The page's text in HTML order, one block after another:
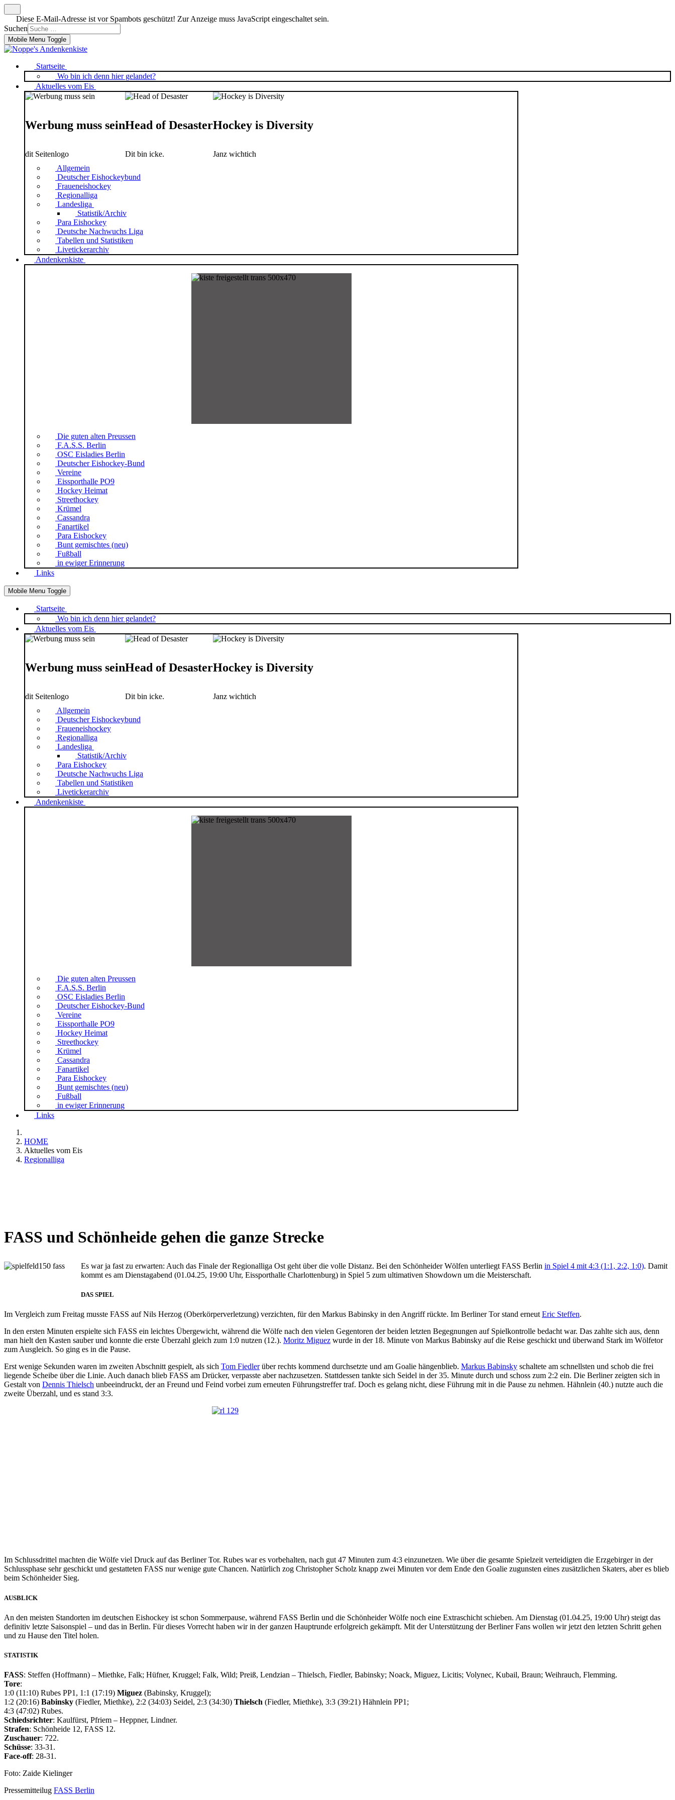
Diese E-Mail-Adresse ist vor Spambots geschützt! Zur Anzeige muss JavaScript eingeschaltet sein.
Suchen
Mobile Menu Toggle
Startseite
Wo bin ich denn hier gelandet?
Aktuelles vom Eis
Werbung muss sein
dit Seitenlogo
Head of Desaster
Dit bin icke.
Hockey is Diversity
Janz wichtich
Allgemein
Deutscher Eishockeybund
Fraueneishockey
Regionalliga
Landesliga
Statistik/Archiv
Para Eishockey
Deutsche Nachwuchs Liga
Tabellen und Statistiken
Livetickerarchiv
Andenkenkiste
Die guten alten Preussen
F.A.S.S. Berlin
OSC Eisladies Berlin
Deutscher Eishockey-Bund
Vereine
Eissporthalle PO9
Hockey Heimat
Streethockey
Krümel
Cassandra
Fanartikel
Para Eishockey
Bunt gemischtes (neu)
Fußball
in ewiger Erinnerung
Links
Mobile Menu Toggle
Startseite
Wo bin ich denn hier gelandet?
Aktuelles vom Eis
Werbung muss sein
dit Seitenlogo
Head of Desaster
Dit bin icke.
Hockey is Diversity
Janz wichtich
Allgemein
Deutscher Eishockeybund
Fraueneishockey
Regionalliga
Landesliga
Statistik/Archiv
Para Eishockey
Deutsche Nachwuchs Liga
Tabellen und Statistiken
Livetickerarchiv
Andenkenkiste
Die guten alten Preussen
F.A.S.S. Berlin
OSC Eisladies Berlin
Deutscher Eishockey-Bund
Vereine
Eissporthalle PO9
Hockey Heimat
Streethockey
Krümel
Cassandra
Fanartikel
Para Eishockey
Bunt gemischtes (neu)
Fußball
in ewiger Erinnerung
Links
HOME
Aktuelles vom Eis
Regionalliga
FASS und Schönheide gehen die ganze Strecke
Es war ja fast zu erwarten: Auch das Finale der Regionalliga Ost geht über die volle Distanz. Bei den Schönheider Wölfen unterliegt FASS Berlin in Spiel 4 mit 4:3 (1:1, 2:2, 1:0). Damit
kommt es am Dienstagabend (01.04.25, 19:00 Uhr, Eissporthalle Charlottenburg) in Spiel 5 zum ultimativen Showdown um die Meisterschaft.
DAS SPIEL
Im Vergleich zum Freitag musste FASS auf Nils Herzog (Oberkörperverletzung) verzichten, für den Markus Babinsky in den Angriff rückte. Im Berliner Tor stand erneutEric Steffen.
In den ersten Minuten erspielte sich FASS ein leichtes Übergewicht, während die Wölfe nach den vielen Gegentoren der beiden letzten Begegnungen auf Spielkontrolle bedacht war. Das zahlte sich aus, denn
man hielt den Kasten sauber und konnte die erste Überzahl gleich zum 1:0 nutzen (12.). Moritz Miguez wurde in der 18. Minute von Markus Babinsky auf die Reise geschickt und überwand Stark im Wölfetor
zum Ausgleich. So ging es in die Pause.
Erst wenige Sekunden waren im zweiten Abschnitt gespielt, als sich Tom Fiedlerüber rechts kommend durchsetzte und am Goalie hängenblieb. Markus Babinsky schaltete am schnellsten und schob die frei
liegende Scheibe über die Linie. Auch danach blieb FASS am Drücker, verpasste aber nachzusetzen. Stattdessen tankte sich Seidel in der 35. Minute durch und schoss zum 2:2 ein. Die Berliner zeigten sich in
Gestalt von Dennis Thielsch unbeeindruckt, der an Freund und Feind vorbei zum erneuten Führungstreffer traf. Doch es gelang nicht, diese Führung mit in die Pause zu nehmen. Hähnlein (40.) nutzte auch die
zweite Überzahl, und es stand 3:3.
Im Schlussdrittel machten die Wölfe viel Druck auf das Berliner Tor. Rubes war es vorbehalten, nach gut 47 Minuten zum 4:3 einzunetzen. Wie über die gesamte Spielzeit verteidigten die Erzgebirger in der
Schlussphase sehr geschickt und gestatteten FASS nur wenige gute Chancen. Natürlich zog Christopher Scholz knapp zwei Minuten vor dem Ende den Goalie zugunsten eines zusätzlichen Skaters, aber es blieb
beim Schönheider Sieg.
AUSBLICK
An den meisten Standorten im deutschen Eishockey ist schon Sommerpause, während FASS Berlin und die Schönheider Wölfe noch eine Extraschicht schieben. Am Dienstag (01.04.25, 19:00 Uhr) steigt das
definitiv letzte Saisonspiel – und das in Berlin. Für dieses Vorrecht haben wir in der ganzen Hauptrunde erfolgreich gekämpft. Mit der Unterstützung der Berliner Fans wollen wir jetzt den letzten Schritt gehen
und zu Hause den Titel holen.
STATISTIK
FASS: Steffen (Hoffmann) – Miethke, Falk; Hüfner, Kruggel; Falk, Wild; Preiß, Lendzian – Thielsch, Fiedler, Babinsky; Noack, Miguez, Licitis; Volynec, Kubail, Braun; Weihrauch, Flemming.
Tore:
1:0 (11:10) Rubes PP1, 1:1 (17:19) Miguez (Babinsky, Kruggel);
1:2 (20:16) Babinsky (Fiedler, Miethke), 2:2 (34:03) Seidel, 2:3 (34:30) Thielsch (Fiedler, Miethke), 3:3 (39:21) Hähnlein PP1;
4:3 (47:02) Rubes.
Schiedsrichter: Kaulfürst, Pfriem – Heppner, Lindner.
Strafen: Schönheide 12, FASS 12.
Zuschauer: 722.
Schüsse: 33-31.
Face-off: 28-31.
Foto: Zaide Kielinger
Pressemitteilug FASS Berlin